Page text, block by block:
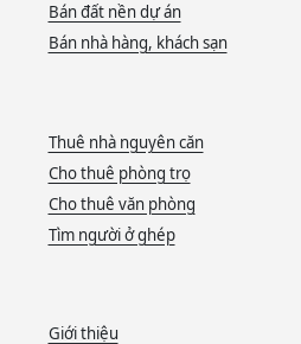
Bán đất nền dự án
Bán nhà hàng, khách sạn
Thuê nhà nguyên căn
Cho thuê phòng trọ
Cho thuê văn phòng
Tìm người ở ghép
Giới thiệu